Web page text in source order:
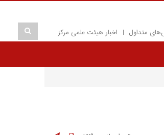
متداول اخبار هیئت علمی مرکز